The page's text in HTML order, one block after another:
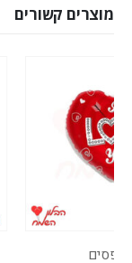
מוצרים קשורים